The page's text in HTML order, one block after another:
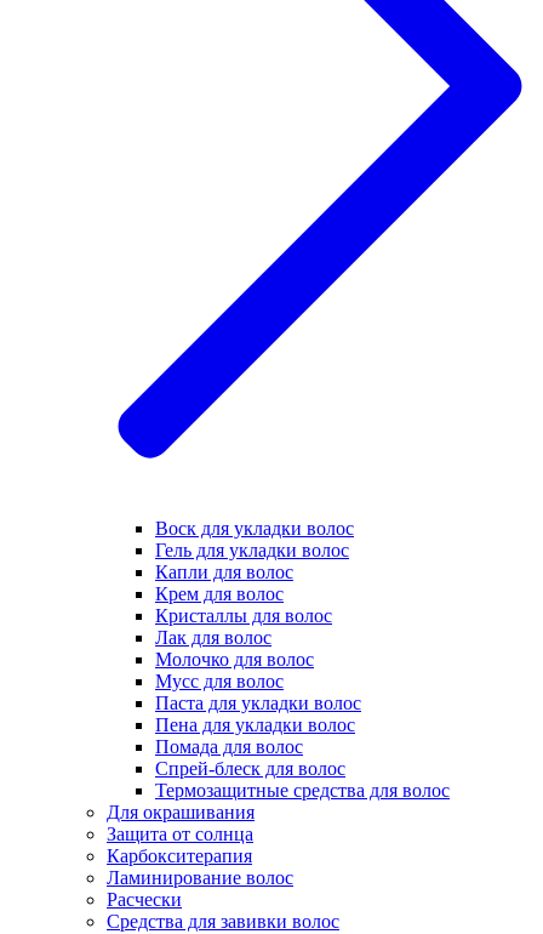
Воск для укладки волос
Гель для укладки волос
Капли для волос
Крем для волос
Кристаллы для волос
Лак для волос
Молочко для волос
Мусс для волос
Паста для укладки волос
Пена для укладки волос
Помада для волос
Спрей-блеск для волос
Термозащитные средства для волос
Для окрашивания
Защита от солнца
Карбокситерапия
Ламинирование волос
Расчески
Средства для завивки волос